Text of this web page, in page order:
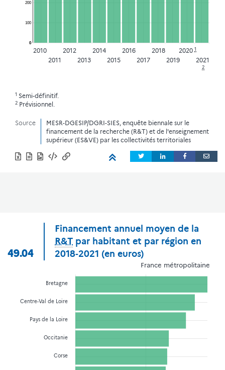
100
200
0
2010 2012 2014 2016 2018 20201
2011 2013 2015 2017 2019 2021
2
1 Semi-définitif.
2 Prévisionnel.
Source
MESR-DGESIP/DGRI-SIES, enquête biennale sur le
financement de la recherche (R&T) et de l'enseignement
supérieur (ES&VE) par les collectivités territoriales
49.04
Financement annuel moyen de la
R&T par habitant et par région en
2018‑2021 (en euros)
France métropolitaine
Bretagne
Centre-Val de Loire
Pays de la Loire
Occitanie
Corse